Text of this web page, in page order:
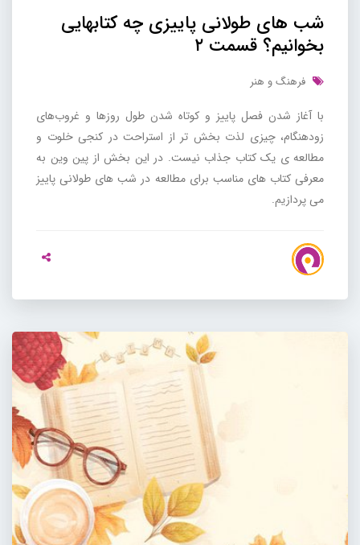
شب های طولانی پاییزی چه کتابهایی
بخوانیم؟ قسمت ۲
فرهنگ و هنر
با آغاز شدن فصل پاییز و کوتاه شدن طول روزها و غروب‌های
زودهنگام، چیزی لذت بخش تر از استراحت در کنجی خلوت و
مطالعه ی یک کتاب جذاب نیست. در این بخش از پین وین به
معرفی کتاب های مناسب برای مطالعه در شب های طولانی پاییز
می پردازیم.